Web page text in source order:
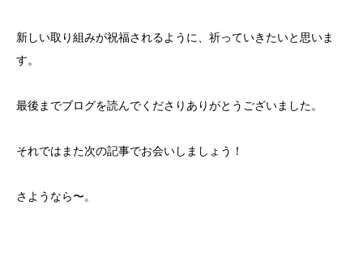
新しい取り組みが祝福されるように、祈っていきたいと思いま
す。
最後までブログを読んでくださりありがとうございました。
それではまた次の記事でお会いしましょう！
さようなら〜。